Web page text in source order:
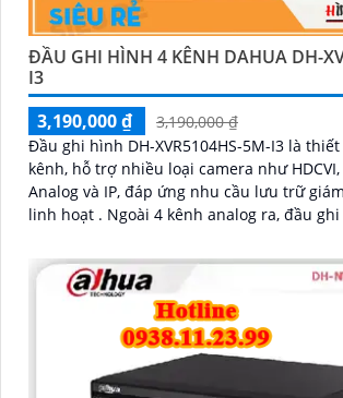
ĐẦU GHI HÌNH 4 KÊNH DAHUA DH-
I3
3,190,000 ₫
3,190,000 ₫
Đầu ghi hình DH-XVR5104HS-5M-I3 là
kênh, hỗ trợ nhiều loại camera như HDCVI,
Analog và IP, đáp ứng nhu cầu lưu trữ
linh hoạt . Ngoài 4 kênh analog ra, đầu
IP hỗ trợ độ phân giải tối đa 6MP